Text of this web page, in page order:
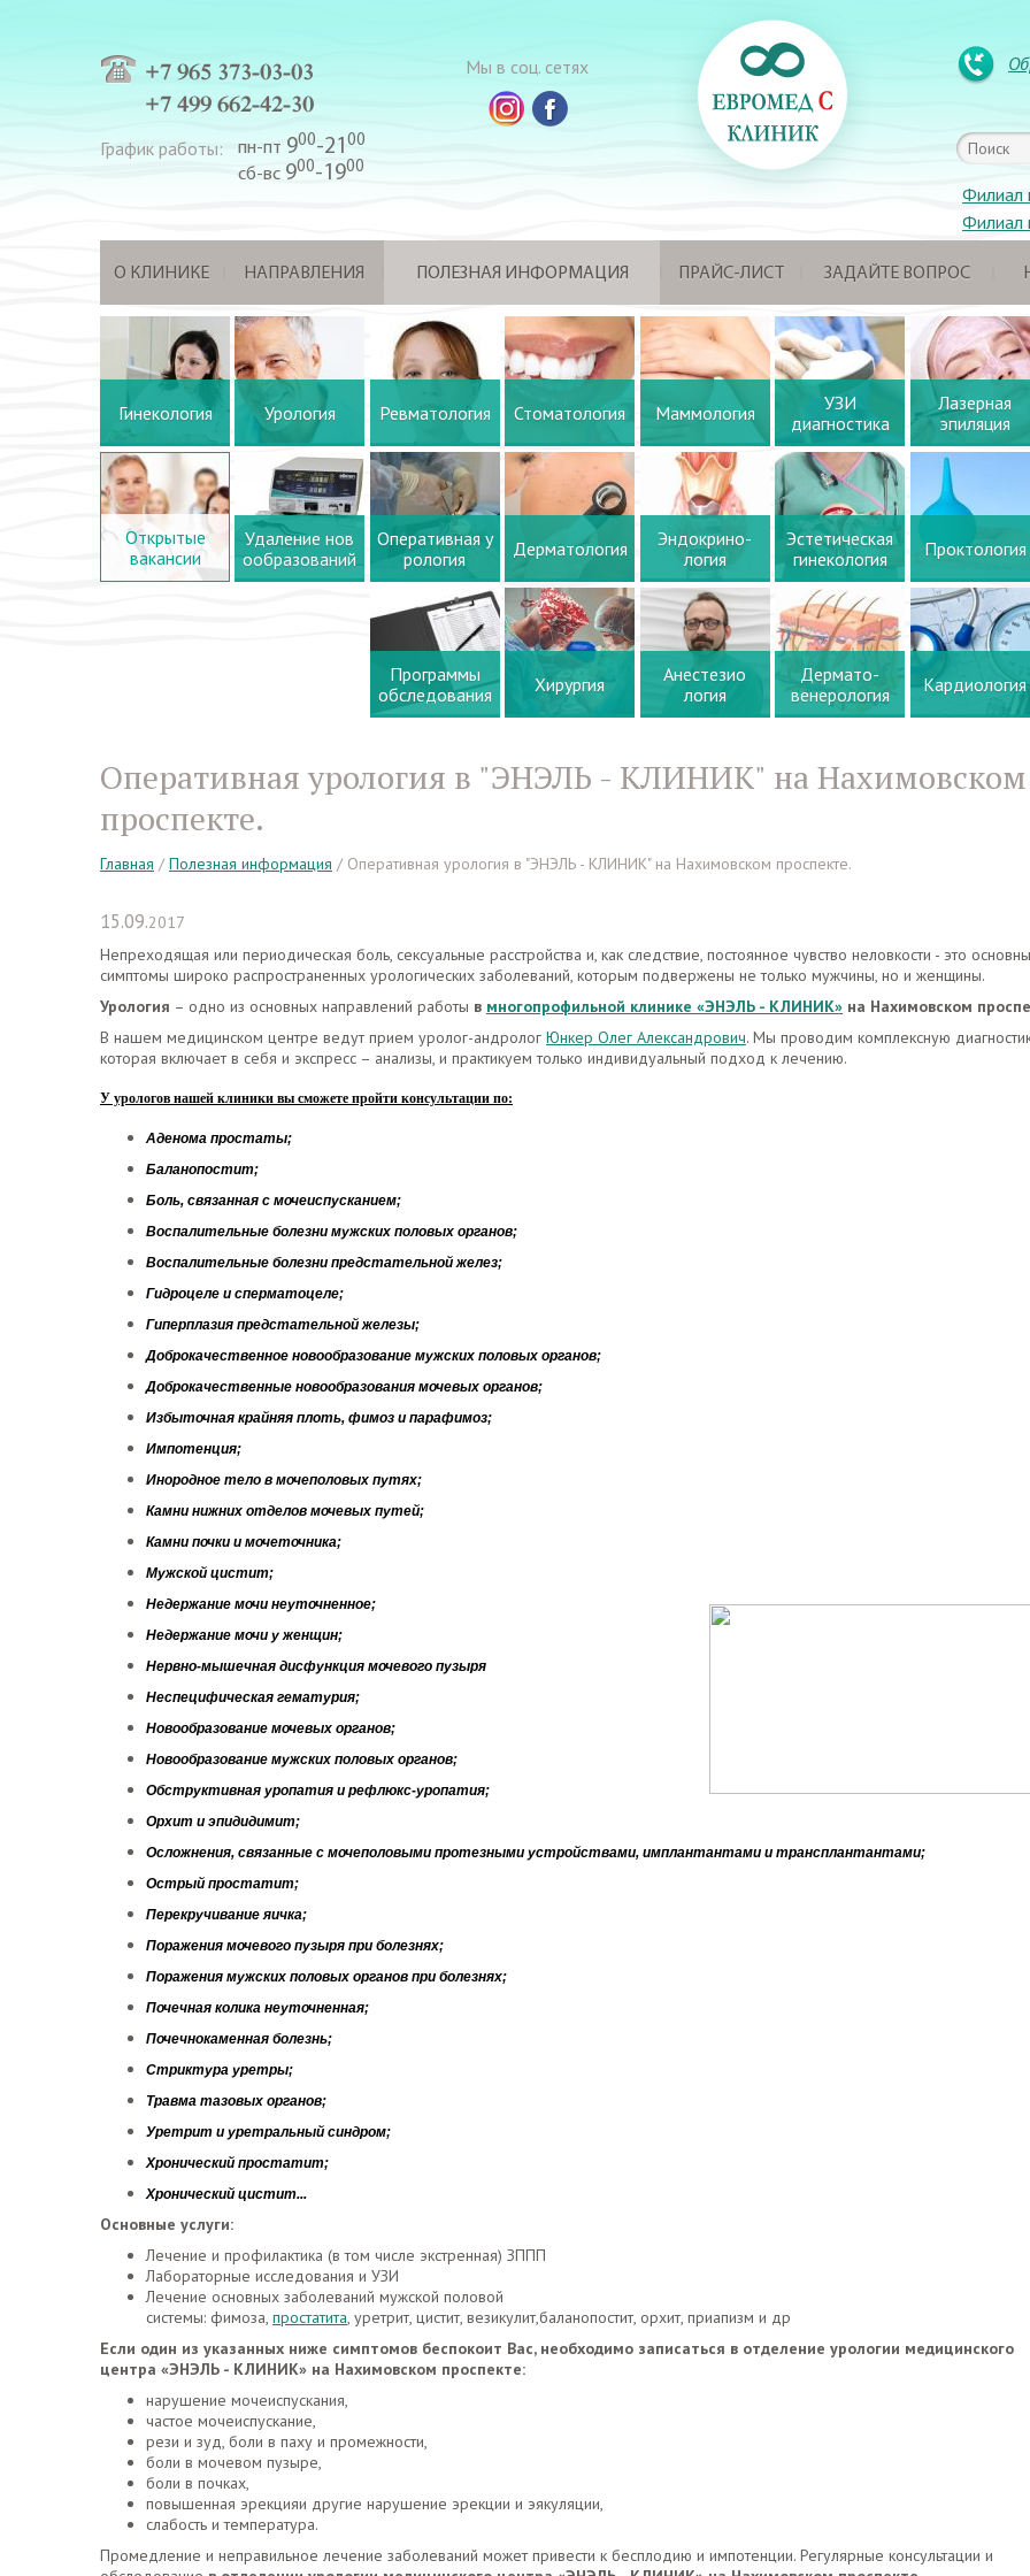
+7 965 373-03-03
+7 499 662-42-30
График работы: пн-пт 900-21 00
сб-вс 900-1900
Мы в соц. сетях
Филиал
Филиал
О КЛИНИКЕ НАПРАВЛЕНИЯ ПОЛЕЗНАЯ ИНФОРМАЦИЯ ПРАЙС-ЛИСТ ЗАДАЙТЕ ВОПРОС
Гинекология Урология Ревматология Стоматология Маммология
УЗИ
диагностика
Лазерная
эпиляция
Открытые
вакансии
Удаление нов
ообразований
Оперативная у
рология
Дерматология
Эндокрино-
логия
Эстетическая
гинекология
Проктология
Программы
обследования
Хирургия
Анестезио
логия
Дермато-
венерология
Кардиология
Оперативная урология в "ЭНЭЛЬ - КЛИНИК" на Нахимовском
проспекте.
Главная / Полезная информация / Оперативная урология в "ЭНЭЛЬ - КЛИНИК" на Нахимовском проспекте.
15.09.2017
Непреходящая или периодическая боль, сексуальные расстройства и, как следствие, постоянное чувство неловкости - это
симптомы широко распространенных урологических заболеваний, которым подвержены не только мужчины, но и женщины.
Урология – одно из основных направлений работы в многопрофильной клинике «ЭНЭЛЬ - КЛИНИК» на Нахимовском
В нашем медицинском центре ведут прием уролог-андролог Юнкер Олег Александрович. Мы проводим комплексную
которая включает в себя и экспресс – анализы, и практикуем только индивидуальный подход к лечению.
У урологов нашей клиники вы сможете пройти консультации по:
Аденома простаты;
Баланопостит;
Боль, связанная с мочеиспусканием;
Воспалительные болезни мужских половых органов;
Воспалительные болезни предстательной желез;
Гидроцеле и сперматоцеле;
Гиперплазия предстательной железы;
Доброкачественное новообразование мужских половых органов;
Доброкачественные новообразования мочевых органов;
Избыточная крайняя плоть, фимоз и парафимоз;
Импотенция;
Инородное тело в мочеполовых путях;
Камни нижних отделов мочевых путей;
Камни почки и мочеточника;
Мужской цистит;
Недержание мочи неуточненное;
Недержание мочи у женщин;
Нервно-мышечная дисфункция мочевого пузыря
Неспецифическая гематурия;
Новообразование мочевых органов;
Новообразование мужских половых органов;
Обструктивная уропатия и рефлюкс-уропатия;
Орхит и эпидидимит;
Осложнения, связанные с мочеполовыми протезными устройствами, имплантантами и трансплантантами;
Острый простатит;
Перекручивание яичка;
Поражения мочевого пузыря при болезнях;
Поражения мужских половых органов при болезнях;
Почечная колика неуточненная;
Почечнокаменная болезнь;
Стриктура уретры;
Травма тазовых органов;
Уретрит и уретральный синдром;
Хронический простатит;
Хронический цистит...
Основные услуги:
Лечение и профилактика (в том числе экстренная) ЗППП
Лабораторные исследования и УЗИ
Лечение основных заболеваний мужской половой
системы: фимоза, простатита, уретрит, цистит, везикулит,баланопостит, орхит, приапизм и др
Если один из указанных ниже симптомов беспокоит Вас, необходимо записаться в отделение урологии медицинского
центра «ЭНЭЛЬ - КЛИНИК» на Нахимовском проспекте:
нарушение мочеиспускания,
частое мочеиспускание,
рези и зуд, боли в паху и промежности,
боли в мочевом пузыре,
боли в почках,
повышенная эрекцияи другие нарушение эрекции и эякуляции,
слабость и температура.
Промедление и неправильное лечение заболеваний может привести к бесплодию и импотенции. Регулярные консультации и